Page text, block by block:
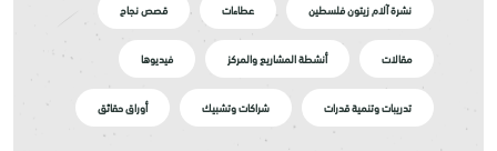
نشرة آلام زيتون فلسطين عطاءات قصص نجاح
مقالات أنشطة المشاريع والمركز فيديوها
تدريبات وتنمية قدرات شراكات وتشبيك أوراق حقائق